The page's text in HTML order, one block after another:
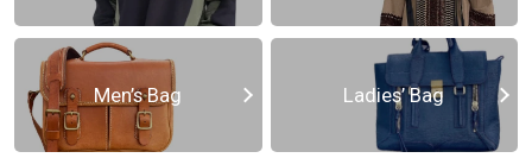
Men’s Bag Ladies’ Bag